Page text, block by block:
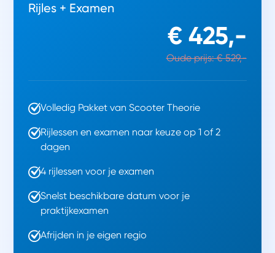
Rijles + Examen
€ 425,-
Oude prijs: € 529,-
Volledig Pakket van Scooter Theorie
Rijlessen en examen naar keuze op 1 of 2
dagen
4 rijlessen voor je examen
Snelst beschikbare datum voor je
praktijkexamen
Afrijden in je eigen regio